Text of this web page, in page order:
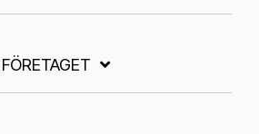
FÖRETAGET